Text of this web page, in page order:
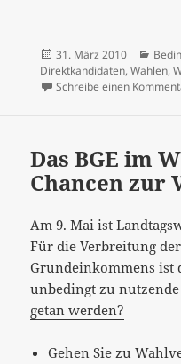
Veröffentlicht
am
31. März 2010
Direktkandidaten, Wahlen,
Schreibe einen
Das BGE im
Chancen zur
Am 9. Mai ist
Für die Verbreitung
Grundeinkommens ist
unbedingt zu
getan werden?
Gehen Sie zu